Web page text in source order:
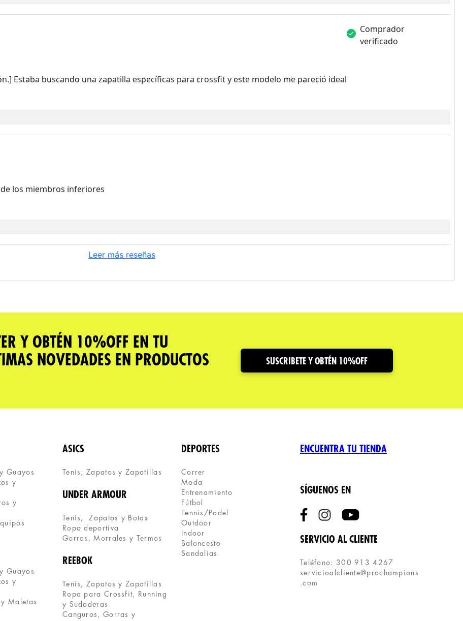
Comprador
verificado
Estaba buscando una zapatilla específicas para crossfit y este modelo me pareció ideal
los miembros inferiores
Leer más reseñas
Y OBTÉN 10%OFF EN TU
NOVEDADES EN PRODUCTOS
SUSCRIBETE Y OBTÉN 10%OFF
Guayos
y
y
Guayos
y
Maletas
ASICS
Tenis, Zapatos y Zapatillas
UNDER ARMOUR
Tenis,  Zapatos y Botas
Ropa deportiva
Gorras, Morrales y Termos
REEBOK
Tenis, Zapatos y Zapatillas
Ropa para Crossfit, Running
y Sudaderas
Canguros, Gorras y
DEPORTES
Correr
Moda
Entrenamiento
Fútbol
Tennis/Padel
Outdoor
Indoor
Baloncesto
Sandalias
ENCUENTRA TU TIENDA
SÍGUENOS EN
SERVICIO AL CLIENTE
Teléfono: 300 913 4267
servicioalcliente@prochampions
.com